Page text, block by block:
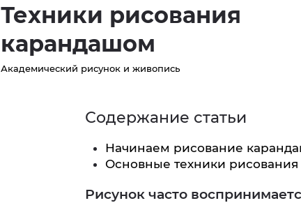
Техники рисования
карандашом
Академический рисунок и живопись
Содержание статьи
Начинаем рисование
Основные техники
Рисунок часто